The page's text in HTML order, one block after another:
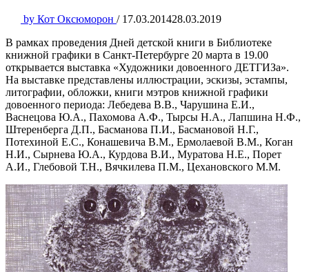
by Кот Оксюморон / 17.03.201428.03.2019
В рамках проведения Дней детской книги в Библиотеке
книжной графики в Санкт-Петербурге 20 марта в 19.00
открывается выставка «Художники довоенного ДЕТГИЗа».
На выставке представлены иллюстрации, эскизы, эстампы,
литографии, обложки, книги мэтров книжной графики
довоенного периода: Лебедева В.В., Чарушина Е.И.,
Васнецова Ю.А., Пахомова А.Ф., Тырсы Н.А., Лапшина Н.Ф.,
Штеренберга Д.П., Басманова П.И., Басмановой Н.Г.,
Потехиной Е.С., Конашевича В.М., Ермолаевой В.М., Коган
Н.И., Сырнева Ю.А., Курдова В.И., Муратова Н.Е., Порет
А.И., Глебовой Т.Н., Вячкилева П.М., Цехановского М.М.